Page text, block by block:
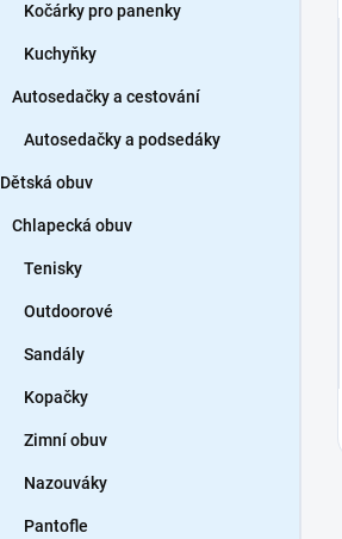
Kočárky pro panenky
Kuchyňky
Autosedačky a cestování
Autosedačky a podsedáky
Dětská obuv
Chlapecká obuv
Tenisky
Outdoorové
Sandály
Kopačky
Zimní obuv
Nazouváky
Pantofle